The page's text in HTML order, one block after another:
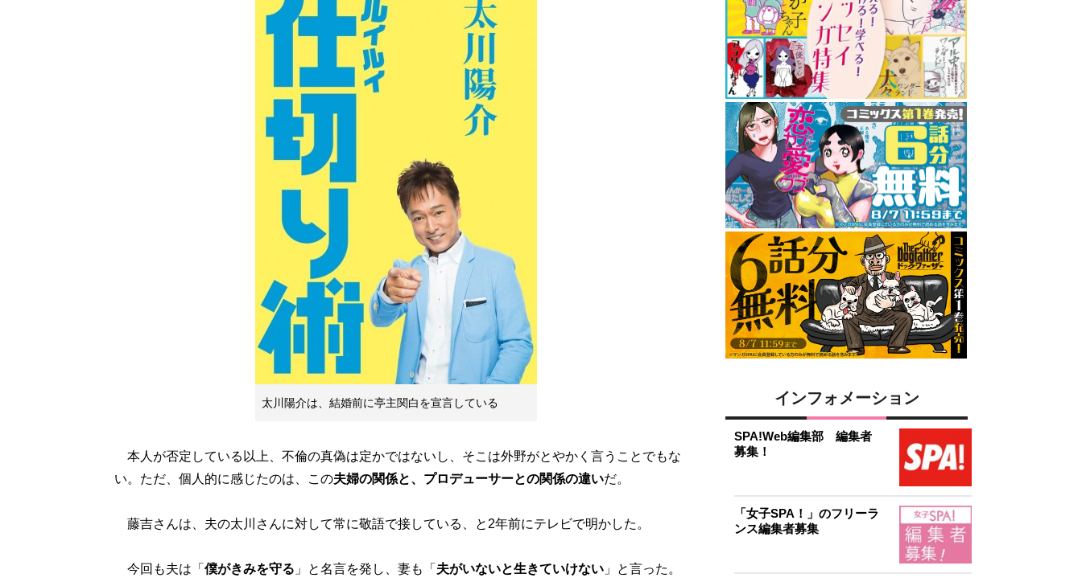
太川陽介は、結婚前に亭主関白を宣言している
本人が否定している以上、不倫の真偽は定かではないし、そこは外野がとやかく言うことでもな
い。ただ、個人的に感じたのは、この夫婦の関係と、プロデューサーとの関係の違いだ。
藤吉さんは、夫の太川さんに対して常に敬語で接している、と2年前にテレビで明かした。
今回も夫は「 僕がきみを守る 」と名言を発し、妻も「 夫がいないと生きていけない 」と言った。
インフォメーション
SPA!Web編集部 編集者
募集！
「女子SPA！」のフリーラ
ンス編集者募集